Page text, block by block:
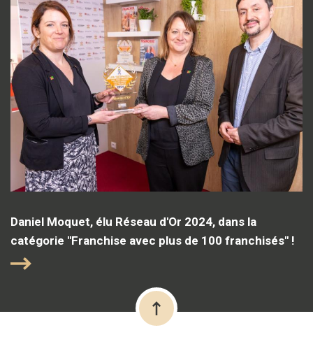
Daniel Moquet, élu Réseau d'Or 2024, dans la
catégorie "Franchise avec plus de 100 franchisés" !